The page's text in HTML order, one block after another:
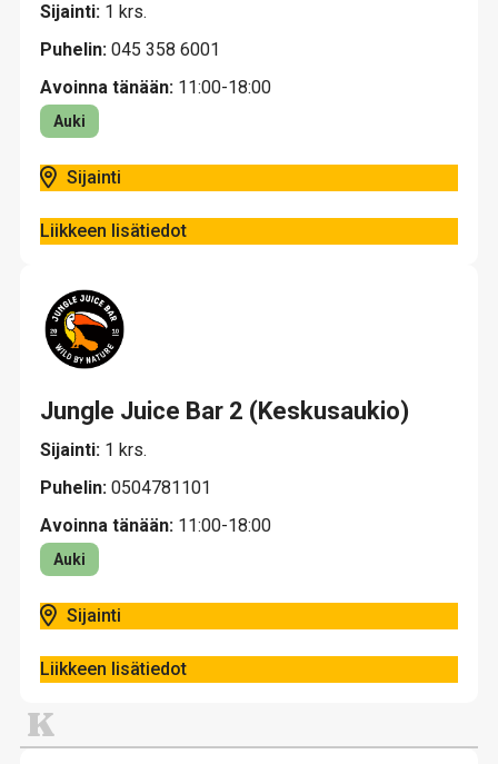
Sijainti: 1 krs.
Puhelin: 045 358 6001
Avoinna tänään: 11:00-18:00
Auki
Sijainti
Liikkeen lisätiedot
Jungle Juice Bar 2 (Keskusaukio)
Sijainti: 1 krs.
Puhelin: 0504781101
Avoinna tänään: 11:00-18:00
Auki
Sijainti
Liikkeen lisätiedot
K